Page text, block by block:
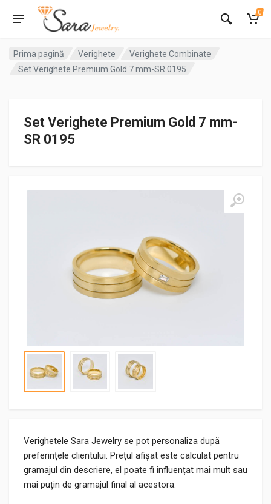
0
Prima pagină Verighete
Verighete Combinate
Set Verighete Premium Gold 7 mm-SR 0195
Set Verighete Premium Gold 7 mm-
SR 0195
Verighetele Sara Jewelry se pot personaliza după
preferințele clientului. Prețul afișat este calculat pentru
gramajul din descriere, el poate fi influențat mai mult sau
mai puțin de gramajul final al acestora.